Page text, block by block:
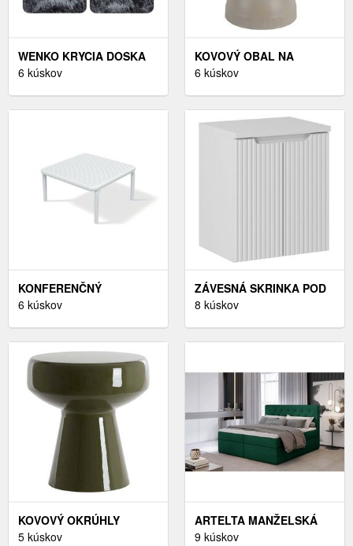
WENKO KRYCIA DOSKA
NA SPORÁK UNIVERSAL,
6 kúskov
KOVOVÝ OBAL NA
KVETINÁČ Ø 25, 5 CM
6 kúskov
KONFERENČNÝ
ZÁHRADNÝ STOLÍK
6 kúskov
ZÁVESNÁ SKRINKA POD
UMÝVADLO NOVA BIELA
8 kúskov
KOVOVÝ OKRÚHLY
ODKLADACÍ STOLÍK Ø 38
5 kúskov
ARTELTA MANŽELSKÁ
POSTEĽ LOREE
9 kúskov